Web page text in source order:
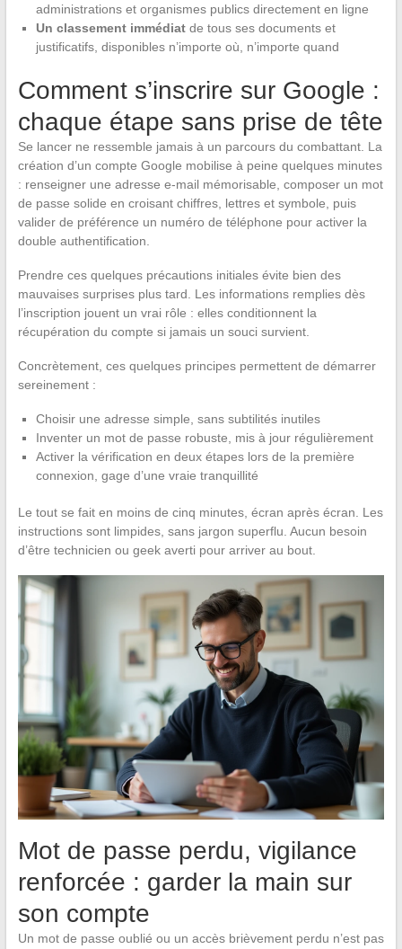
administrations et organismes publics directement en ligne
Un classement immédiatde tous ses documents et
justificatifs, disponibles n’importe où, n’importe quand
Comment s’inscrire sur Google :
chaque étape sans prise de tête
Se lancer ne ressemble jamais à un parcours du combattant. La
création d’un compte Google mobilise à peine quelques minutes
: renseigner une adresse e-mail mémorisable, composer un mot
de passe solide en croisant chiffres, lettres et symbole, puis
valider de préférence un numéro de téléphone pour activer la
double authentification.
Prendre ces quelques précautions initiales évite bien des
mauvaises surprises plus tard. Les informations remplies dès
l’inscription jouent un vrai rôle : elles conditionnent la
récupération du compte si jamais un souci survient.
Concrètement, ces quelques principes permettent de démarrer
sereinement :
Choisir une adresse simple, sans subtilités inutiles
Inventer un mot de passe robuste, mis à jour régulièrement
Activer la vérification en deux étapes lors de la première
connexion, gage d’une vraie tranquillité
Le tout se fait en moins de cinq minutes, écran après écran. Les
instructions sont limpides, sans jargon superflu. Aucun besoin
d’être technicien ou geek averti pour arriver au bout.
Mot de passe perdu, vigilance
renforcée : garder la main sur
son compte
Un mot de passe oublié ou un accès brièvement perdu n’est pas